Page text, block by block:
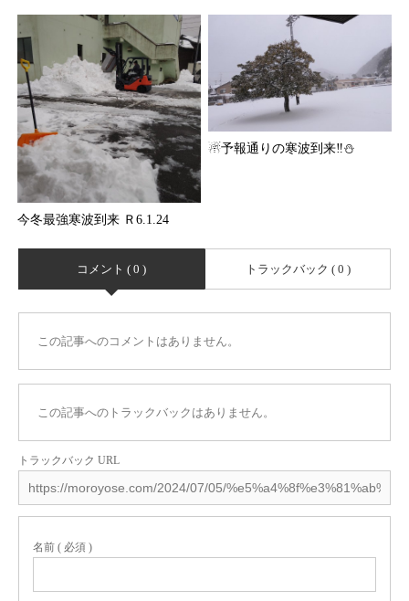
今冬最強寒波到来 Ｒ6.1.24
☃予報通りの寒波到来‼⛄
コメント ( 0 ) トラックバック ( 0 )
この記事へのコメントはありません。
この記事へのトラックバックはありません。
トラックバック URL
名前 ( 必須 )